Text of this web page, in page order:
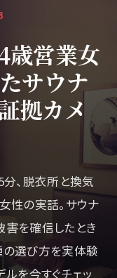
歳営業女
サウナ
拠カメ
、脱衣所と換気
性の実話。サウナ
を確信したとき
選び方を実体験
を今すぐチェッ